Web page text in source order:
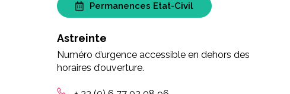
Permanences Etat-Civil
Astreinte
Numéro d’urgence accessible en dehors des
horaires d’ouverture.